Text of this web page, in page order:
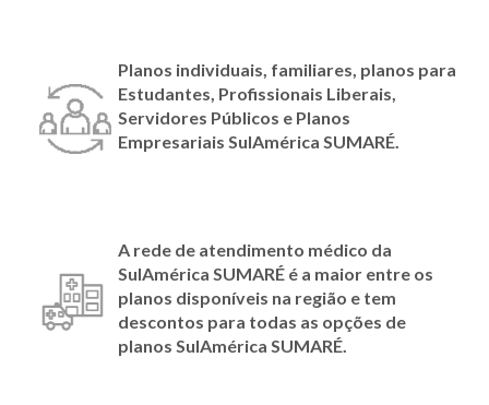
Planos individuais, familiares, planos para
Estudantes, Profissionais Liberais,
Servidores Públicos e Planos
Empresariais SulAmérica SUMARÉ.
A rede de atendimento médico da
SulAmérica SUMARÉ é a maior entre os
planos disponíveis na região e tem
descontos para todas as opções de
planos SulAmérica SUMARÉ.